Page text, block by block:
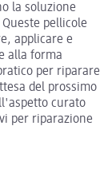
la soluzione
pellicole
applicare e
alla forma
per riparare
del prossimo
curato
per riparazione